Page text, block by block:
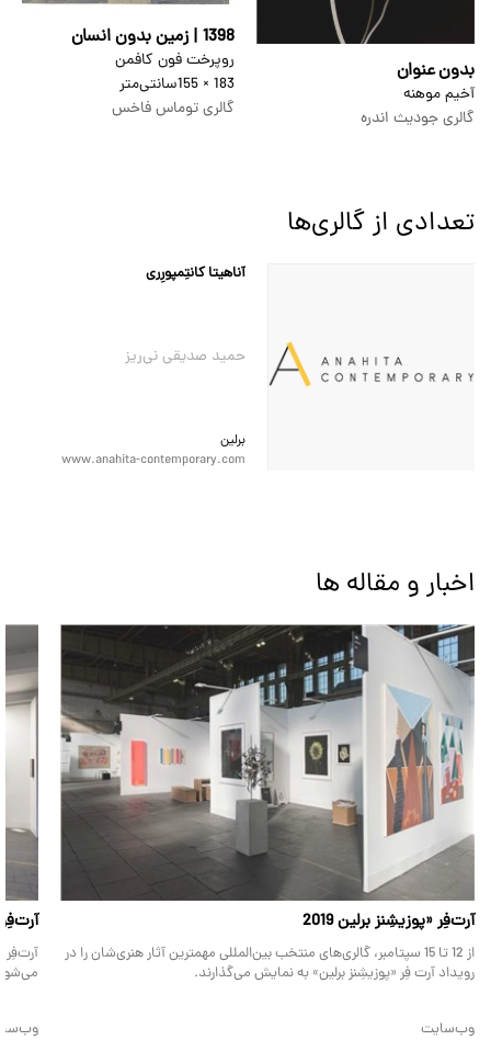
بدون عنوان
آخیم موهنه
گالری جودیث اندره
1398 | زمین بدون انسان
روپرخت فون کافمن
183 × 155
سانتی‌متر
گالری توماس فاخس
تعدادی از گالری‌ها
آناهیتا کانتِمپورِری
حمید صدیقی نی‌ریز
برلین
www.anahita-contemporary.com
اخبار و مقاله ها
آرت‌فِر «پوزیشِنز برلین 2019
از 12 تا 15 سپتامبر، گالری‌های منتخب بین‌المللی مهمترین آثار هنری‌شان را در
رویداد آرت فِر «پوزیشِنز برلین» به نمایش می‌گذارند.
وب‌سایت